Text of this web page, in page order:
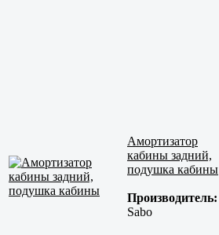
Амортизатор
кабины задний,
подушка кабины
Производитель:
Sabo